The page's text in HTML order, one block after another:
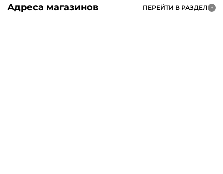
Адреса магазинов ПЕРЕЙТИ В РАЗДЕЛ